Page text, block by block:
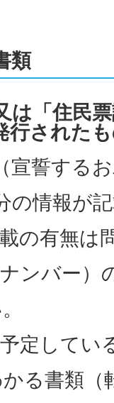
類
は「住民
行された
宣誓する
の情報が
の有無は
ンバー）
定してい
る書類（